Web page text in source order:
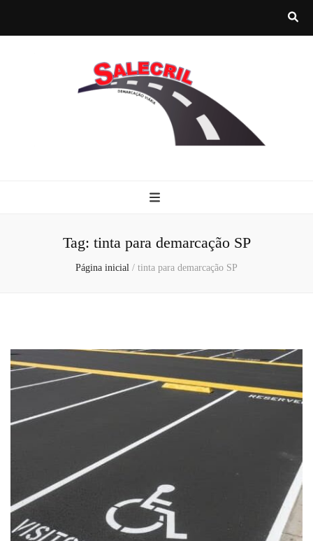
Tag: tinta para demarcação SP
Página inicial / tinta para demarcação SP